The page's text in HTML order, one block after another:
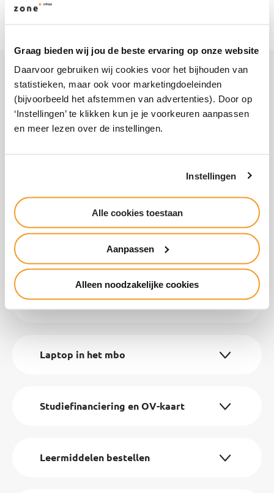
Graag bieden wij jou de beste ervaring op onze website
Daarvoor gebruiken wij cookies voor het bijhouden van
statistieken, maar ook voor marketingdoeleinden
(bijvoorbeeld het afstemmen van advertenties). Door op
‘Instellingen’ te klikken kun je je voorkeuren aanpassen
en meer lezen over de instellingen.
Instellingen
Alle cookies toestaan
Aanpassen
Alleen noodzakelijke cookies
PRAKTISCHE INFORMATIE
De praktijk in
BOL of BBL?
Laptop in het mbo
Studiefinanciering en OV-kaart
Leermiddelen bestellen